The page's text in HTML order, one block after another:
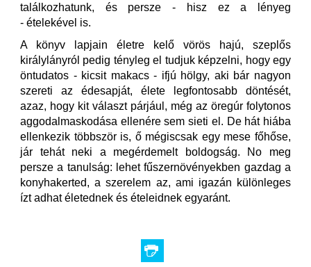
találkozhatunk, és persze - hisz ez a lényeg
- ételekével is.
A könyv lapjain életre kelő vörös hajú, szeplős
királylányról pedig tényleg el tudjuk képzelni, hogy egy
öntudatos - kicsit makacs - ifjú hölgy, aki bár nagyon
szereti az édesapját, élete legfontosabb döntését,
azaz, hogy kit választ párjául, még az öregúr folytonos
aggodalmaskodása ellenére sem sieti el. De hát hiába
ellenkezik többször is, ő mégiscsak egy mese főhőse,
jár tehát neki a megérdemelt boldogság. No meg
persze a tanulság: lehet fűszernövényekben gazdag a
konyhakerted, a szerelem az, ami igazán különleges
ízt adhat életednek és ételeidnek egyaránt.